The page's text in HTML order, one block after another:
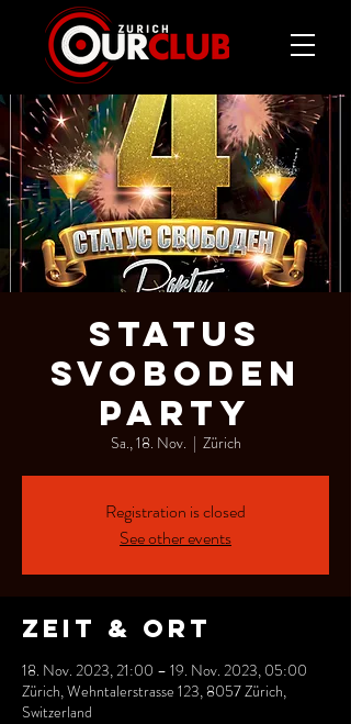
STATUS
SVOBODEN
PARTY
Sa., 18. Nov.
  |
Zürich
Registration is closed
See other events
Zeit & Ort
18. Nov. 2023, 21:00 – 19. Nov. 2023, 05:00
Zürich, Wehntalerstrasse 123, 8057 Zürich,
Switzerland